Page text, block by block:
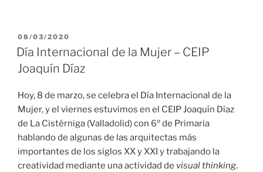
PUBLICADO
EL
08/03/2020
Día Internacional de la Mujer – CEIP
Joaquín Díaz
Hoy, 8 de marzo, se celebra el Día Internacional de la
Mujer, y el viernes estuvimos en el CEIP Joaquín Díaz
de La Cistérniga (Valladolid) con 6º de Primaria
hablando de algunas de las arquitectas más
importantes de los siglos XX y XXI y trabajando la
creatividad mediante una actividad de visual thinking.